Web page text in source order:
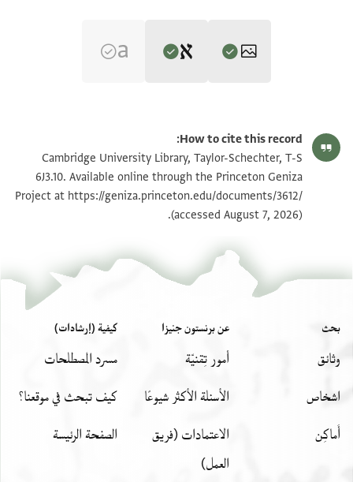
S. D. Goitein's unpublished edition (1950–85).
Recto:
למא כאן פי אלעשר אלאכי[ר . . . . . . . . . . . . . . .
שנין לשטרות בפסטאט מ[צרים דעל נילוס נהרא מותבה
רשותיה דאדוננו
אלואצעין כטוטנא אכר ה[דא אל . . . . . . . . . . . . . . .
אלצבאג כמר ור אברהם בר מ[
ענדי ופי דמתי וכאלץ מאלי מן אל[
דרהמא וסתה ותסעין דרהמא חוב [
דפעה ואחדה סלך ניסן מן אלסנה אל[
T-S 6J3.10 1v
بيان أذونات الصورة
How to cite this record:
Cambridge University Library, Taylor-Schechter, T-S
6J3.10. Available online through the Princeton Geniza
Project athttps://geniza.princeton.edu/documents/3612/
(accessed August 7, 2026).
بحث
وثائق
اشخاص
أَماكِن
عن برنستون جنيزا
أمور تِقنيّة
الأسئلة الأكثر شيوعًا
الاعتمادات (فريق
العمل)
كيفية (إرشادات)
مسرد المصطلحات
كيف تبحث في موقعنا؟
الصفحة الرئيسة